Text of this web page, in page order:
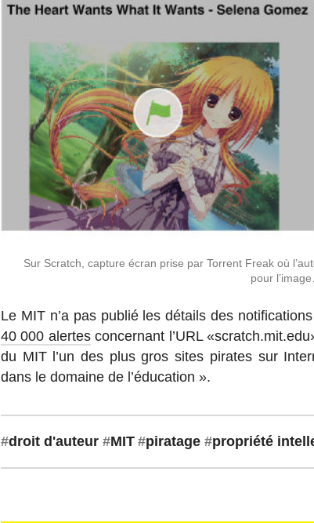
Sur Scratch, capture écran prise par Torrent Freak où
pour
Le MIT n’a pas publié les détails des
40 000 alertesconcer­nant l’URL
du MIT l’un des plus gros sites pirates sur
dans le domaine de l’édu­ca­tion ».
#droit d'auteur #MIT #pi­ra­tage #pro­priété